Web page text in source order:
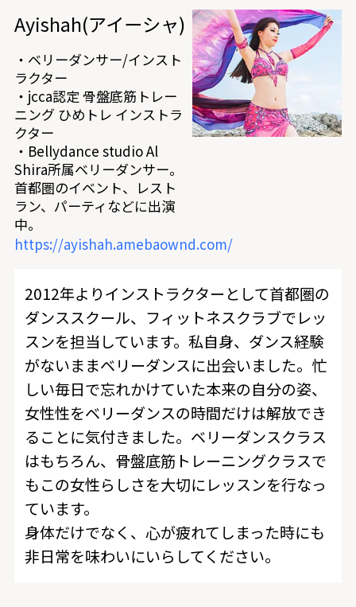
Ayishah(アイーシャ)
・ベリーダンサー/インスト
ラクター
・jcca認定 骨盤底筋トレー
ニング ひめトレ インストラ
クター
・Bellydance studio Al
Shira所属ベリーダンサー。
首都圏のイベント、レスト
ラン、パーティなどに出演
中。
https://ayishah.amebaownd.com/
2012年よりインストラクターとして首都圏の
ダンススクール、フィットネスクラブでレッ
スンを担当しています。私自身、ダンス経験
がないままベリーダンスに出会いました。忙
しい毎日で忘れかけていた本来の自分の姿、
女性性をベリーダンスの時間だけは解放でき
ることに気付きました。ベリーダンスクラス
はもちろん、骨盤底筋トレーニングクラスで
もこの女性らしさを大切にレッスンを行なっ
ています。
身体だけでなく、心が疲れてしまった時にも
非日常を味わいにいらしてください。